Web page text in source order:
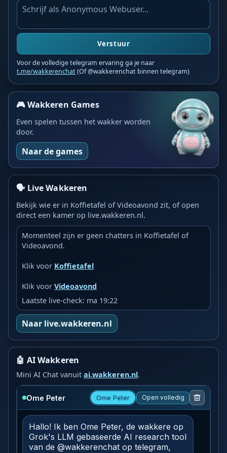
Verstuur
Voor de volledige telegram ervaring ga je naar
t.me/wakkerenchat(Of @wakkerenchat binnen telegram)
🎮 Wakkeren Games
Even spelen tussen het wakker worden
door.
Naar de games
🗣️ Live Wakkeren
Bekijk wie er in Koffietafel of Videoavond zit, of open
direct een kamer op live.wakkeren.nl.
Momenteel zijn er geen chatters in Koffietafel of
Videoavond.
Klik voor Koffietafel
Klik voorVideoavond
Laatste live-check: ma 19:22
Naar live.wakkeren.nl
🤖 AI Wakkeren
Mini AI Chat vanuitai.wakkeren.nl.